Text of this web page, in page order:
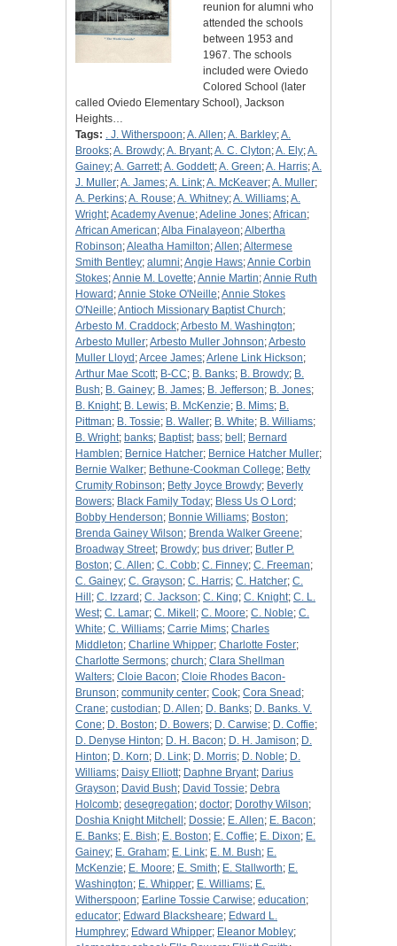
reunion for alumni who
attended the schools
between 1953 and
1967. The schools
included were Oviedo
Colored School (later
called Oviedo Elementary School), Jackson
Heights…
Tags: . J. Witherspoon;A. Allen;A. Barkley;A.
Brooks;A. Browdy;A. Bryant;A. C. Clyton;A. Ely;A.
Gainey;A. Garrett;A. Goddett;A. Green;A. Harris;A.
J. Muller;A. James;A. Link;A. McKeaver;A. Muller;
A. Perkins;A. Rouse;A. Whitney;A. Williams;A.
Wright;Academy Avenue;Adeline Jones;African;
African American;Alba Finalayeon;Albertha
Robinson;Aleatha Hamilton;Allen;Altermese
Smith Bentley; alumni;Angie Haws;Annie Corbin
Stokes;Annie M. Lovette;Annie Martin;Annie Ruth
Howard ;Annie Stoke O'Neille;Annie Stokes
O'Neille;Antioch Missionary Baptist Church;
Arbesto M. Craddock;Arbesto M. Washington;
Arbesto Muller;Arbesto Muller Johnson;Arbesto
Muller Lloyd ;Arcee James;Arlene Link Hickson;
Arthur Mae Scott; B-CC; B. Banks; B. Browdy; B.
Bush; B. Gainey; B. James; B. Jefferson; B. Jones;
B. Knight; B. Lewis; B. McKenzie; B. Mims; B.
Pittman; B. Tossie; B. Waller; B. White; B. Williams;
B. Wright; banks; Baptist; bass; bell ; Bernard
Hamblen; Bernice Hatcher; Bernice Hatcher Muller;
Bernie Walker; Bethune-Cookman College; Betty
Crumity Robinson; Betty Joyce Browdy; Beverly
Bowers; Black Family Today; Bless Us O Lord ;
Bobby Henderson; Bonnie Williams; Boston;
Brenda Gainey Wilson; Brenda Walker Greene;
Broadway Street; Browdy; bus driver; Butler P.
Boston; C. Allen; C. Cobb; C. Finney; C. Freeman;
C. Gainey; C. Grayson; C. Harris; C. Hatcher; C.
Hill ; C. Izzard ; C. Jackson; C. King; C. Knight; C. L.
West; C. Lamar; C. Mikell ; C. Moore; C. Noble; C.
White; C. Williams; Carrie Mims; Charles
Middleton; Charline Whipper; Charlotte Foster;
Charlotte Sermons; church; Clara Shellman
Walters; Cloie Bacon; Cloie Rhodes Bacon-
Brunson; community center; Cook; Cora Snead ;
Crane; custodian; D. Allen; D. Banks; D. Banks. V.
Cone; D. Boston; D. Bowers; D. Carwise; D. Coffie;
D. Denyse Hinton; D. H. Bacon; D. H. Jamison; D.
Hinton; D. Korn; D. Link; D. Morris; D. Noble; D.
Williams; Daisy Elliott; Daphne Bryant; Darius
Grayson; David Bush; David Tossie; Debra
Holcomb; desegregation; doctor; Dorothy Wilson;
Doshia Knight Mitchell ; Dossie; E. Allen; E. Bacon;
E. Banks; E. Bish; E. Boston; E. Coffie; E. Dixon; E.
Gainey; E. Graham; E. Link; E. M. Bush; E.
McKenzie; E. Moore; E. Smith; E. Stallworth; E.
Washington; E. Whipper; E. Williams; E.
Witherspoon; Earline Tossie Carwise; education;
educator; Edward Blacksheare; Edward L.
Humphrey; Edward Whipper; Eleanor Mobley;